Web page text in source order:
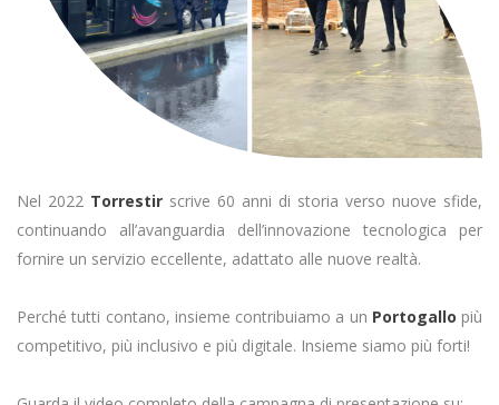
Nel 2022 Torrestir scrive 60 anni di storia verso nuove sfide,
continuando all’avanguardia dell’innovazione tecnologica per
fornire un servizio eccellente, adattato alle nuove realtà.
Perché tutti contano, insieme contribuiamo a un Portogallo più
competitivo, più inclusivo e più digitale. Insieme siamo più forti!